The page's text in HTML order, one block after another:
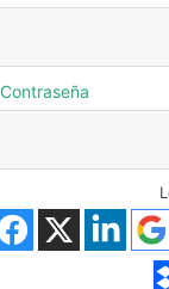
Contraseña